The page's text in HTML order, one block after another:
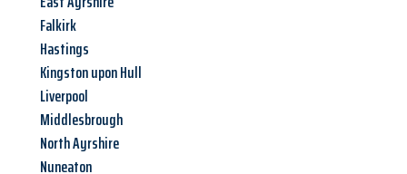
Falkirk
Hastings
Kingston upon Hull
Liverpool
Middlesbrough
North Ayrshire
Nuneaton